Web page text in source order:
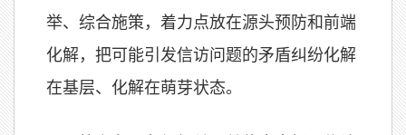
举、综合施策，着力点放在源头预防和前端
化解，把可能引发信访问题的矛盾纠纷化解
在基层、化解在萌芽状态。